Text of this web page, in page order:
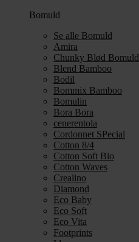
Bomuld
Se alle Bomuld
Amira
Chunky Blød Bomuld
Blend Bamboo
Bodil
Bommix Bamboo
Bomulin
Bora Bora
cenerentola
Cordonnet SPecial
Cotton 8/4
Cotton Soft Bio
Cotton Waves
Crealino
Diamond
Eco Baby
Eco Soft
Eco Vita
Footprints